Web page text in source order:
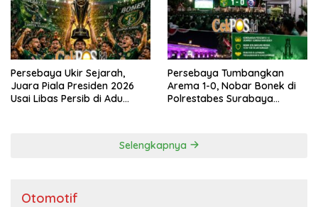
Persebaya Ukir Sejarah,
Juara Piala Presiden 2026
Usai Libas Persib di Adu
Persebaya Tumbangkan
Arema 1-0, Nobar Bonek di
Polrestabes Surabaya
Selengkapnya
Otomotif